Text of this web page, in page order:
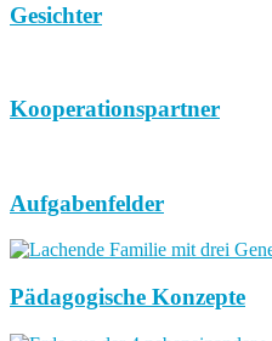
Gesichter
Kooperationspartner
Aufgabenfelder
Pädagogische Konzepte